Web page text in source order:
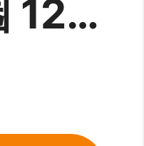
12: